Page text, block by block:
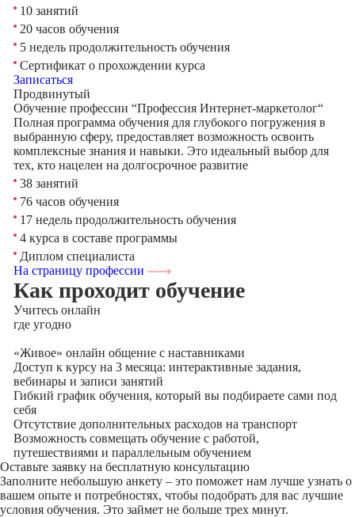
10 занятий
20 часов обучения
5 недель продолжительность обучения
Сертификат о прохождении курса
Записаться
Продвинутый
Обучение профессии “Профессия Интернет-маркетолог“
Полная программа обучения для глубокого погружения в
выбранную сферу, предоставляет возможность освоить
комплексные знания и навыки. Это идеальный выбор для
тех, кто нацелен на долгосрочное развитие
38 занятий
76 часов обучения
17 недель продолжительность обучения
4 курса в составе программы
Диплом специалиста
На страницу профессии
Как проходит обучение
Учитесь онлайн
где угодно
«Живое» онлайн общение с наставниками
Доступ к курсу на 3 месяца: интерактивные задания,
вебинары и записи занятий
Гибкий график обучения, который вы подбираете сами под
себя
Отсутствие дополнительных расходов на транспорт
Возможность совмещать обучение с работой,
путешествиями и параллельным обучением
Оставьте заявку на бесплатную консультацию
Заполните небольшую анкету – это поможет нам лучше узнать о
вашем опыте и потребностях, чтобы подобрать для вас лучшие
условия обучения. Это займет не больше трех минут.